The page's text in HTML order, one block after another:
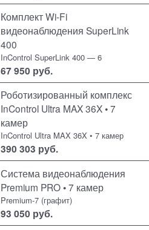
Комплект Wi-Fi
видеонаблюдения SuperLink
400
InControl SuperLink 400 — 6
67 950 руб.
Роботизированный комплекс
InControl Ultra MAX 36X • 7
камер
InControl Ultra MAX 36X • 7 камер
390 303 руб.
Система видеонаблюдения
Premium PRO • 7 камер
Premium-7 (графит)
93 050 руб.